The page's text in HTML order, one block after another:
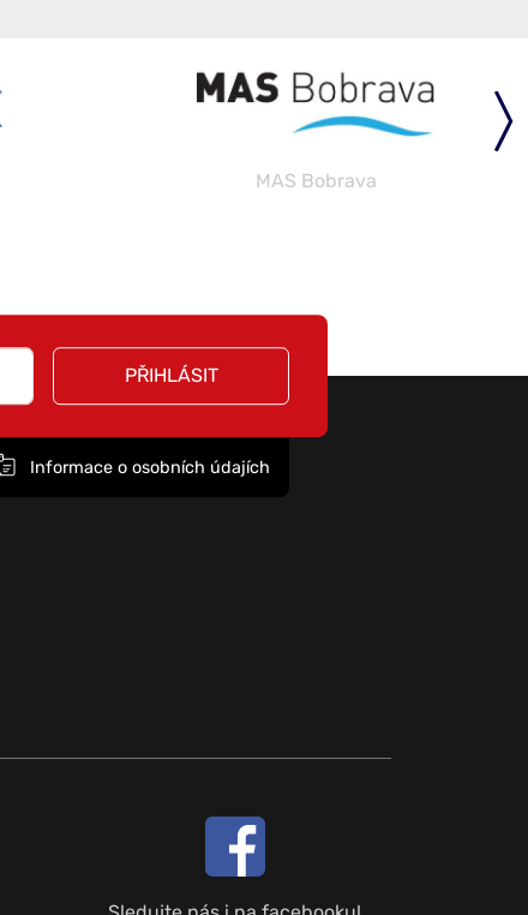
MAS Bobrava
PŘIHLÁSIT
Informace o osobních údajích